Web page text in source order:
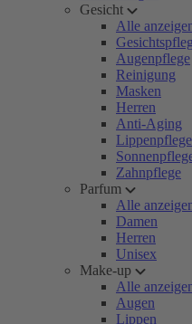
Gesicht
Alle
Augenpflege
Reinigung
Masken
Herren
Anti-Aging
Lippenpflege
Zahnpflege
Parfum
Alle
Damen
Herren
Unisex
Make-up
Alle
Augen
Lippen